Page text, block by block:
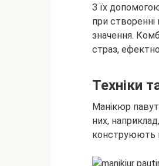
З їх
при
значення.
страз,
Техніки
Манікюр
них,
конструюють